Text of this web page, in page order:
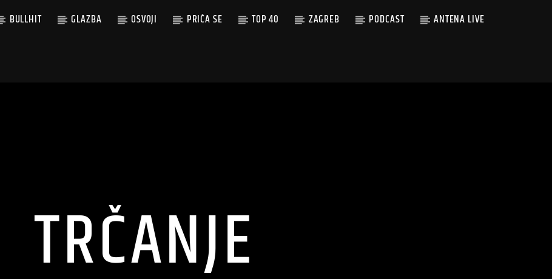
BULLHIT GLAZBA OSVOJI PRIČA SE TOP 40 ZAGREB PODCAST ANTENA LIVE
TRČANJE